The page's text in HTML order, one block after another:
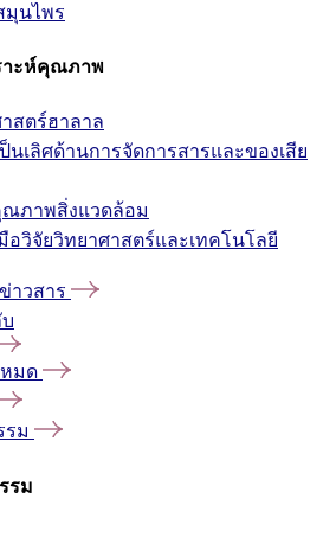
นไพร
าะห์คุณภาพ
สตร์ฮาลาล
นเลิศด้านการจัดการสารและของเสีย
ณภาพสิ่งแวดล้อม
อวิจัยวิทยาศาสตร์และเทคโนโลยี
าวสาร
มด
รม
รม